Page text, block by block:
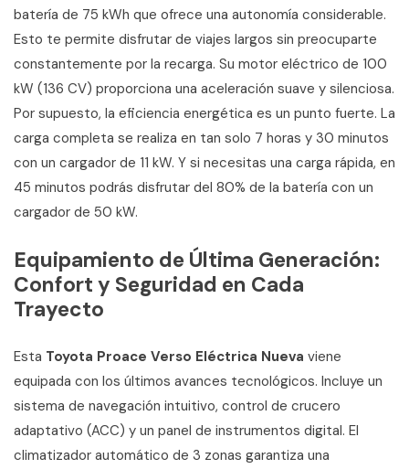
batería de 75 kWh que ofrece una autonomía considerable.
Esto te permite disfrutar de viajes largos sin preocuparte
constantemente por la recarga. Su motor eléctrico de 100
kW (136 CV) proporciona una aceleración suave y silenciosa.
Por supuesto, la eficiencia energética es un punto fuerte. La
carga completa se realiza en tan solo 7 horas y 30 minutos
con un cargador de 11 kW. Y si necesitas una carga rápida, en
45 minutos podrás disfrutar del 80% de la batería con un
cargador de 50 kW.
Equipamiento de Última Generación:
Confort y Seguridad en Cada
Trayecto
Esta Toyota Proace Verso Eléctrica Nueva viene
equipada con los últimos avances tecnológicos. Incluye un
sistema de navegación intuitivo, control de crucero
adaptativo (ACC) y un panel de instrumentos digital. El
climatizador automático de 3 zonas garantiza una